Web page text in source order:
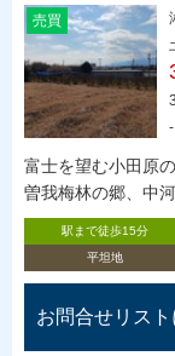
売買
-
富士を望む小田原
曽我梅林の郷、中
駅まで徒歩15分
平坦地
お問合せリス